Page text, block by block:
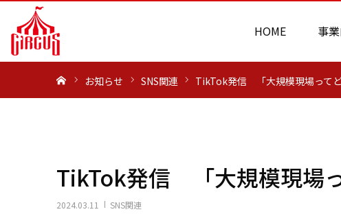
HOME 事
お知らせ SNS関連 TikTok発信 「大規模現場ってど
TikTok発信 「大規模現場っ
2024.03.11 SNS関連